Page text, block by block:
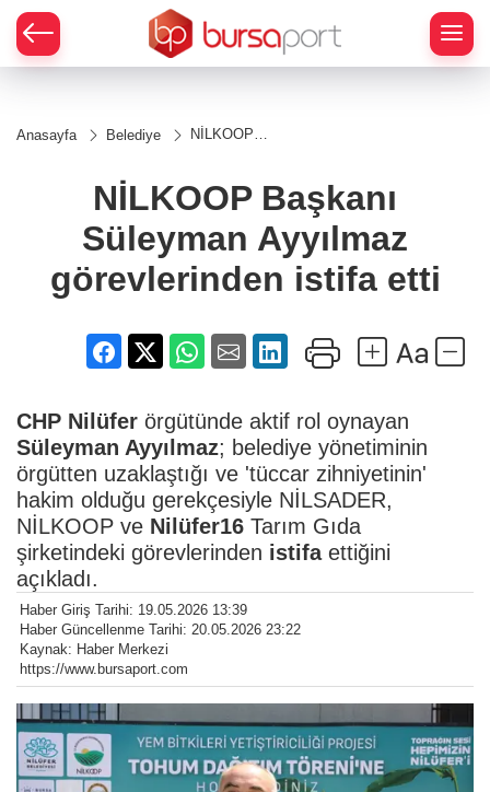
Anasayfa Belediye
NİLKOOP
Ayyılmaz
görevlerinden
NİLKOOP Başkanı
Süleyman Ayyılmaz
görevlerinden istifa etti
CHP Nilüfer örgütünde aktif rol oynayan
Süleyman Ayyılmaz; belediye yönetiminin
örgütten uzaklaştığı ve 'tüccar zihniyetinin'
hakim olduğu gerekçesiyle NİLSADER,
NİLKOOP ve Nilüfer16 Tarım Gıda
şirketindeki görevlerinden istifaettiğini
açıkladı.
Haber Giriş Tarihi: 19.05.2026 13:39
Haber Güncellenme Tarihi: 20.05.2026 23:22
Kaynak: Haber Merkezi
https://www.bursaport.com